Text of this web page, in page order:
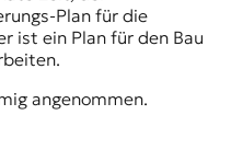
Plan für die
ist ein Plan für den Bau
angenommen.